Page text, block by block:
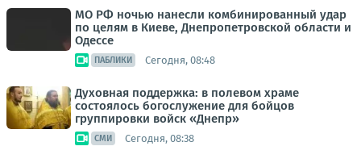
МО РФ ночью нанесли комбинированный удар
по целям в Киеве, Днепропетровской области и
Одессе
ПАБЛИКИ Сегодня, 08:48
Духовная поддержка: в полевом храме
состоялось богослужение для бойцов
группировки войск «Днепр»
СМИ Сегодня, 08:38